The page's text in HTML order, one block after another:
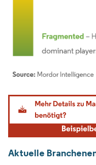
Bild © Mordor Intelligence.
Aktuelle